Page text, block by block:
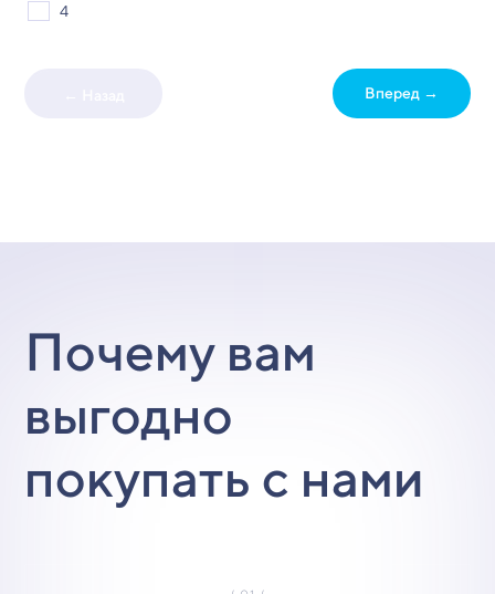
4
Вперед →
Почему вам
выгодно
покупать с нами